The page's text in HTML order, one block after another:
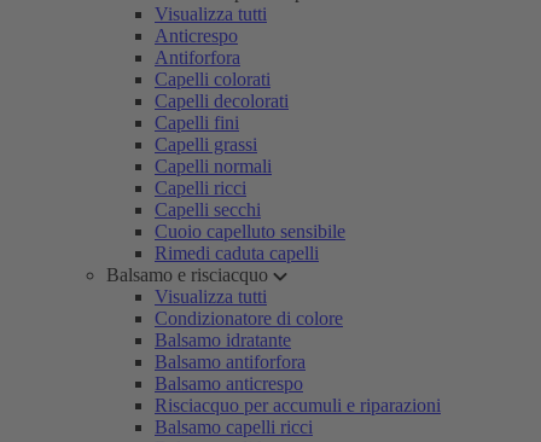
Visualizza tutti
Anticrespo
Antiforfora
Capelli colorati
Capelli decolorati
Capelli fini
Capelli grassi
Capelli normali
Capelli ricci
Capelli secchi
Cuoio capelluto sensibile
Rimedi caduta capelli
Balsamo e risciacquo
Visualizza tutti
Condizionatore di colore
Balsamo idratante
Balsamo antiforfora
Balsamo anticrespo
Risciacquo per accumuli e riparazioni
Balsamo capelli ricci